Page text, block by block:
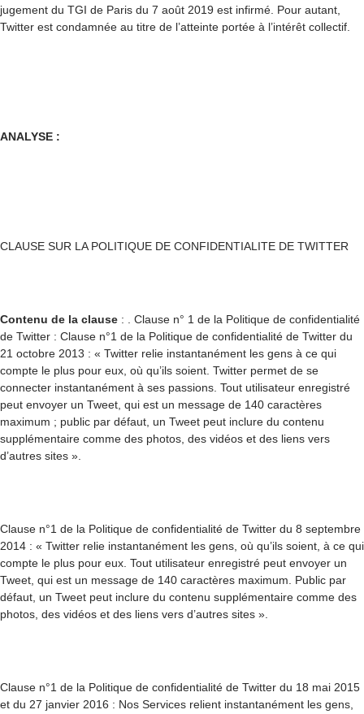
jugement du TGI de Paris du 7 août 2019 est infirmé. Pour autant,
Twitter est condamnée au titre de l’atteinte portée à l’intérêt collectif.
ANALYSE :
CLAUSE SUR LA POLITIQUE DE CONFIDENTIALITE DE TWITTER
Contenu de la clause : . Clause n° 1 de la Politique de confidentialité
de Twitter : Clause n°1 de la Politique de confidentialité de Twitter du
21 octobre 2013 : « Twitter relie instantanément les gens à ce qui
compte le plus pour eux, où qu’ils soient. Twitter permet de se
connecter instantanément à ses passions. Tout utilisateur enregistré
peut envoyer un Tweet, qui est un message de 140 caractères
maximum ; public par défaut, un Tweet peut inclure du contenu
supplémentaire comme des photos, des vidéos et des liens vers
d’autres sites ».
Clause n°1 de la Politique de confidentialité de Twitter du 8 septembre
2014 : « Twitter relie instantanément les gens, où qu’ils soient, à ce qui
compte le plus pour eux. Tout utilisateur enregistré peut envoyer un
Tweet, qui est un message de 140 caractères maximum. Public par
défaut, un Tweet peut inclure du contenu supplémentaire comme des
photos, des vidéos et des liens vers d’autres sites ».
Clause n°1 de la Politique de confidentialité de Twitter du 18 mai 2015
et du 27 janvier 2016 : Nos Services relient instantanément les gens,